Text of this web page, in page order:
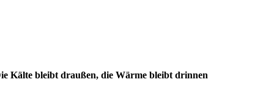
Kälte bleibt draußen, die Wärme bleibt drinnen